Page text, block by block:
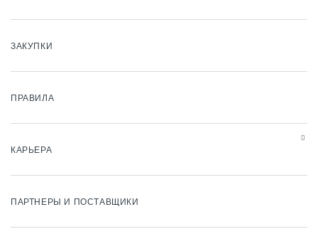
ЗАКУПКИ
ПРАВИЛА
КАРЬЕРА
ПАРТНЕРЫ И ПОСТАВЩИКИ